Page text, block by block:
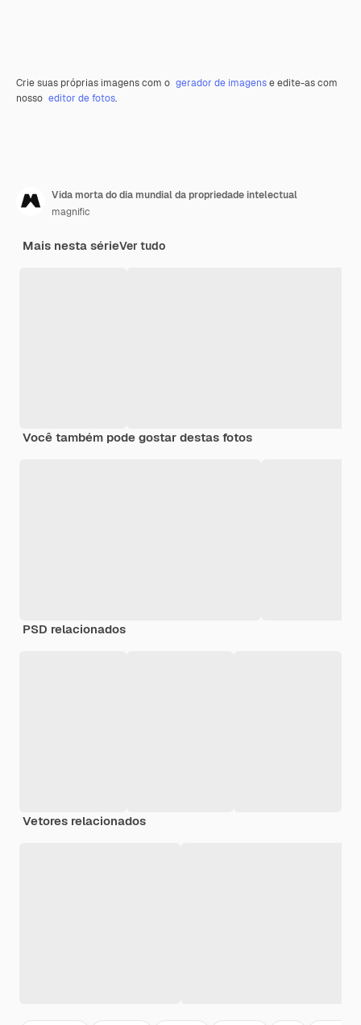
Crie suas próprias imagens com o gerador de imagense edite-as com
nosso editor de fotos.
Vida morta do dia mundial da propriedade intelectual
magnific
Mais nesta sérieVer tudo
Você também pode gostar destas fotos
PSD relacionados
Vetores relacionados